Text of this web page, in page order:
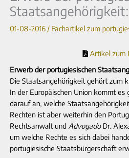
Staatsangehörigkeit:
01-08-2016 / Fachartikel zum
Artikel zum
Erwerb der portugiesischen
Die Staatsangehörigkeit gehört zum
In der Europäischen Union kommt es
darauf an, welche
Rechten ist aber weiterhin den
Rechtsanwalt und AdvogadoDr.
um welche Rechte es sich dabei
portugiesische Staatsbürgerschaft